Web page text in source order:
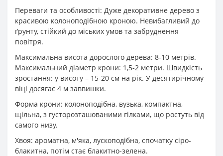
Переваги та особливості: Дуже декоративне дерево з
красивою колоноподібною кроною. Невибагливий до
ґрунту, стійкий до міських умов та забруднення
повітря.
Максимальна висота дорослого дерева: 8-10 метрів.
Максимальний діаметр крони: 1,5-2 метри. Швидкість
зростання: у висоту – 15-20 см на рік. У десятирічному
віці досягає 4 м заввишки.
Форма крони: колоноподібна, вузька, компактна,
щільна, з густорозташованими гілками, що ростуть від
самого низу.
Хвоя: ароматна, м'яка, лускоподібна, спочатку сіро-
блакитна, потім стає блакитно-зелена.